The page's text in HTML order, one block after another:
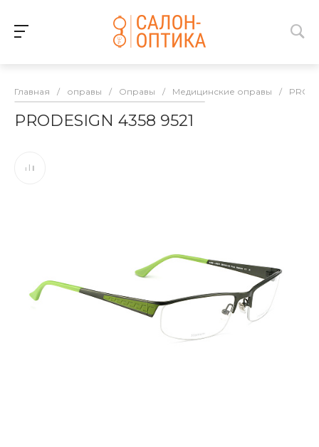
Главная / оправы / Оправы / Медицинские оправы /
PRODESIGN 4358 9521